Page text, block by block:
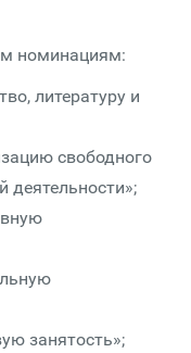
номинациям:
литературу и
свободного
деятельности»;
занятость»;